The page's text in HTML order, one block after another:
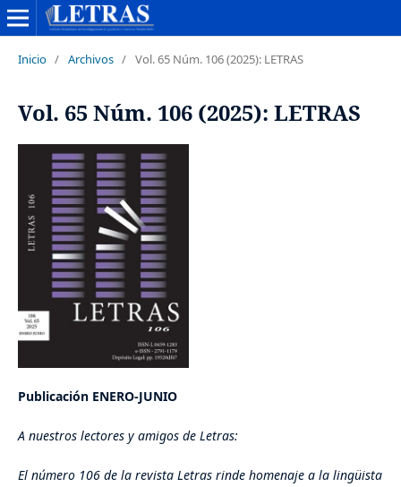
Inicio / Archivos / Vol. 65 Núm. 106 (2025): LETRAS
Vol. 65 Núm. 106 (2025): LETRAS
Publicación ENERO-JUNIO
A nuestros lectores y amigos de Letras:
El número 106 de la revista Letras rinde homenaje a la lingüista